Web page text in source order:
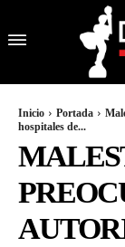
Inicio Portada
hospitales de...